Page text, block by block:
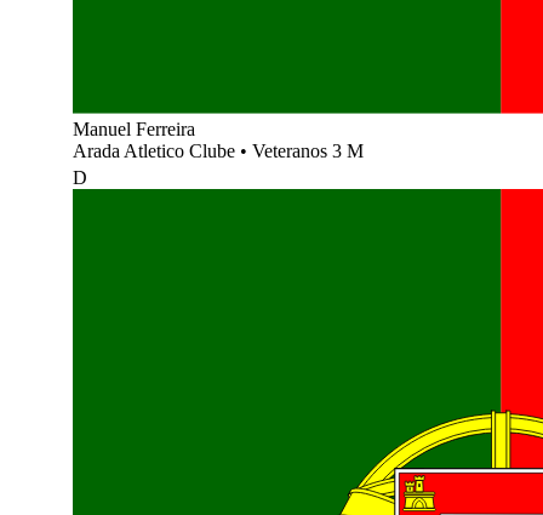
Manuel Ferreira
Arada Atletico Clube • Veteranos 3 M
D